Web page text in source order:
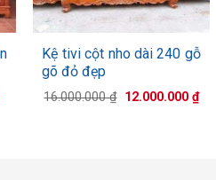
+
Kệ tivi cột nho dài 240 gỗ
gõ đỏ đẹp
16.000.000₫ Giá
12.000.000 ₫Giá
hiện